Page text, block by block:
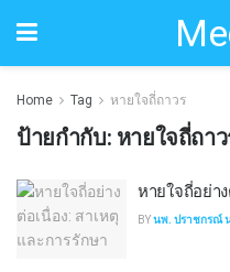
Home Tag หายใจถี่ถาวร
ป้ายกำกับ: หายใจถี่ถา
หายใจถี่อย่า
BYนพ. ปราชกรณ์